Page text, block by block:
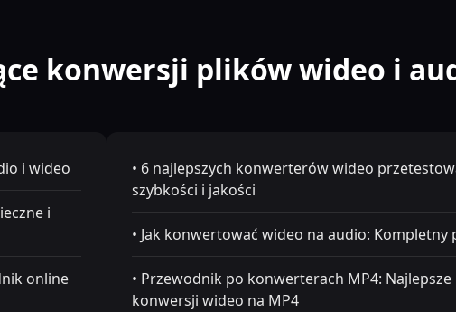
konwersji plików wideo i
i wideo
i
online
• 6 najlepszych konwerterów wideo
szybkości i jakości
• Jak konwertować wideo na audio: Kompletny
• Przewodnik po konwerterach MP4:
konwersji wideo na MP4